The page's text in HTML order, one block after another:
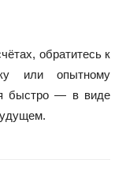
обратитесь к
или опытному
быстро — в виде